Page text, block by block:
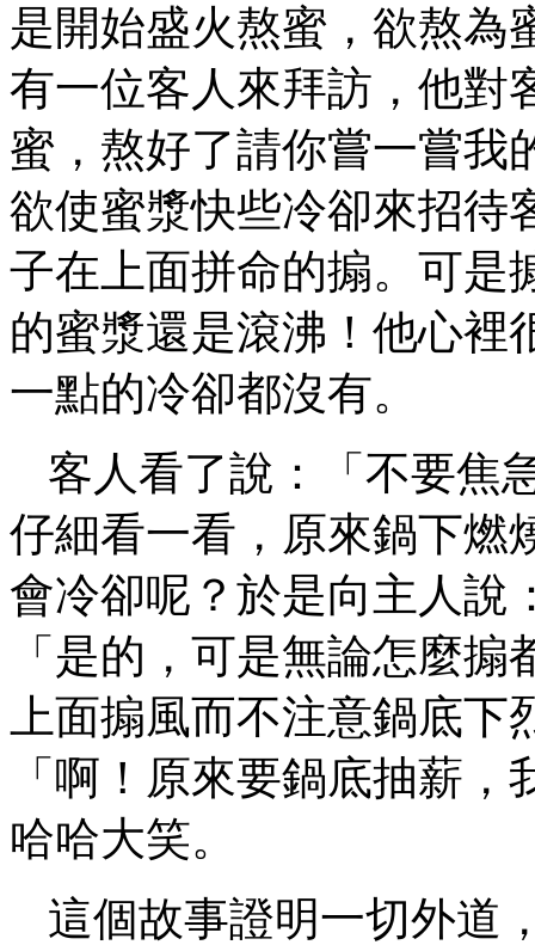
是開始盛火熬蜜，欲熬為
有一位客人來拜訪，他對
蜜，熬好了請你嘗一嘗我
欲使蜜漿快些冷卻來招待
子在上面拼命的搧。可是
的蜜漿還是滾沸！他心裡
一點的冷卻都沒有。
客人看了說：「不要焦
仔細看一看，原來鍋下燃
會冷卻呢？於是向主人說
「是的，可是無論怎麼
上面搧風而不注意鍋底
「啊！原來要鍋底抽薪
哈哈大笑。
這個故事證明一切外道